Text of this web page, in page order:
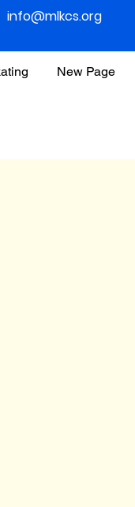
New Page
info@mlkcs.org